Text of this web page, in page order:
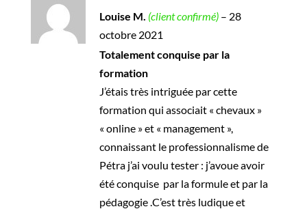
5
Louise M. (client confirmé) – 28
octobre 2021
Totalement conquise par la
formation
J’étais très intriguée par cette
formation qui associait « chevaux »
« online » et « management »,
connaissant le professionnalisme de
Pétra j’ai voulu tester : j’avoue avoir
été conquise par la formule et par la
pédagogie .C’est très ludique et